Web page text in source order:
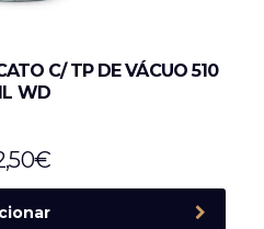
C/ TP DE VÁCUO 510
WD
€